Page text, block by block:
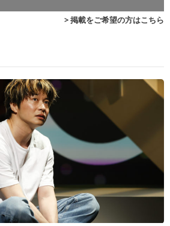
> 掲載をご希望の方はこちら